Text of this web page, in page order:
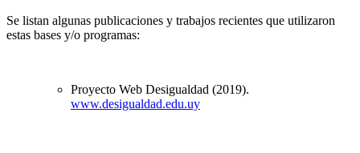
Se listan algunas publicaciones y trabajos recientes que utilizaron
estas bases y/o programas:
Proyecto Web Desigualdad (2019).
www.desigualdad.edu.uy